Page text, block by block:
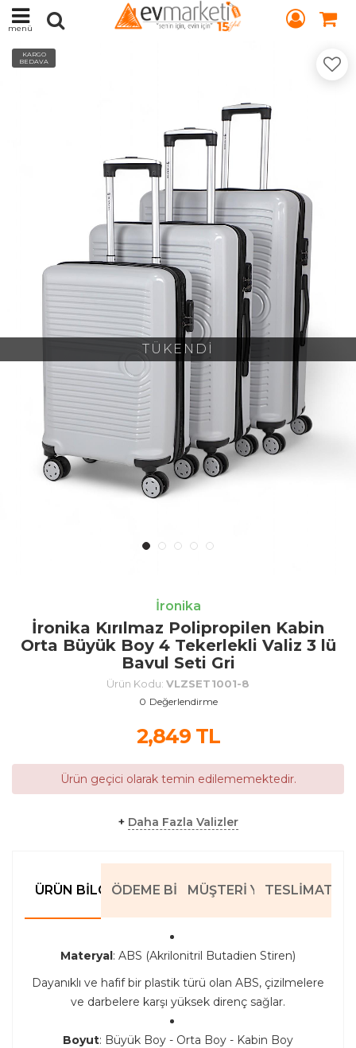
menü
TÜKENDİ
KARGO
BEDAVA
İronika
İronika Kırılmaz Polipropilen Kabin
Orta Büyük Boy 4 Tekerlekli Valiz 3 lü
Bavul Seti Gri
Ürün Kodu: VLZSET1001-8
0 Değerlendirme
2,849TL
Ürün geçici olarak temin edilememektedir.
+ Daha Fazla Valizler
ÜRÜN BILGILERIÖDEME BILGILERIMÜŞTERI YORUMLARI
TESLIMAT
Materyal: ABS (Akrilonitril Butadien Stiren)
Dayanıklı ve hafif bir plastik türü olan ABS, çizilmelere
ve darbelere karşı yüksek direnç sağlar.
Boyut: Büyük Boy - Orta Boy - Kabin Boy